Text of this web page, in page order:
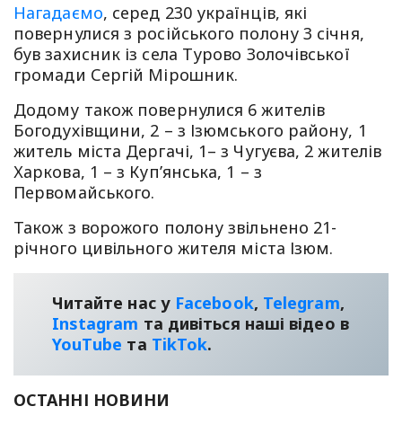
Нагадаємо, серед 230 українців, які
повернулися з російського полону 3 січня,
був захисник із села Турово Золочівської
громади Сергій Мірошник.
Додому також повернулися 6 жителів
Богодухівщини, 2 – з Ізюмського району, 1
житель міста Дергачі, 1– з Чугуєва, 2 жителів
Харкова, 1 – з Куп’янська, 1 – з
Первомайського.
Також з ворожого полону звільнено 21-
річного цивільного жителя міста Ізюм.
Читайте нас у Facebook, Telegram,
Instagram та дивіться наші відео в
YouТube та TikTok.
ОСТАННІ НОВИНИ